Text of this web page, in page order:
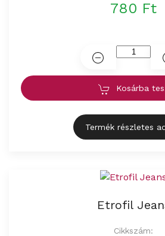
780 Ft
Kosárba
Termék részletes
Etrofil
Cikkszám: